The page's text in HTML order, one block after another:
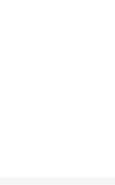
tuotteen sivulla.